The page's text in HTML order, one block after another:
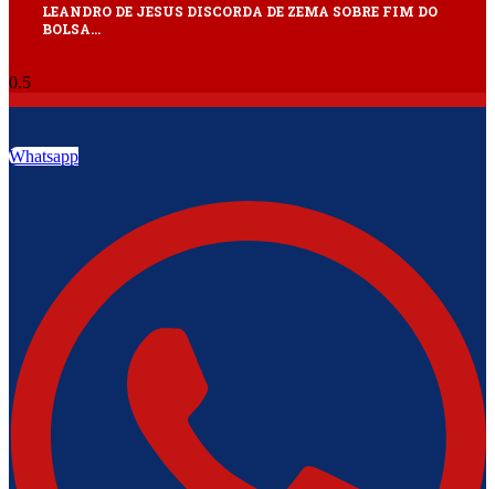
LEANDRO DE JESUS DISCORDA DE ZEMA SOBRE FIM DO
BOLSA…
Whatsapp